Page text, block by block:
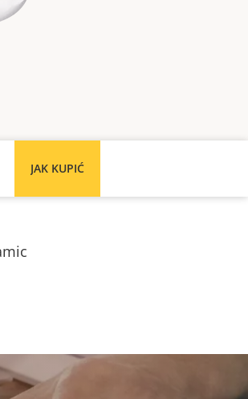
JAK KUPIĆ